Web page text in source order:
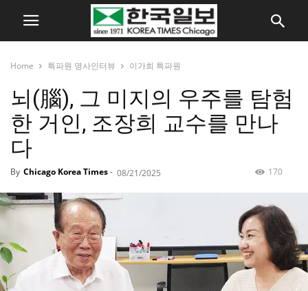
Home 특파원 명사인터뷰 이가희 특파원
뇌(腦), 그 미지의 우주를 탐험
한 거인, 조장희 교수를 만나
다
By Chicago Korea Times- 08/21/2025 170